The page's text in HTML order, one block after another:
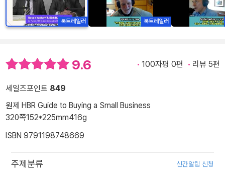
북트레일러 북트레일러
9.6 100자평 0편 리뷰 5편
세일즈포인트 849
원제 HBR Guide to Buying a Small Business
320쪽152*225mm416g
ISBN 9791198748669
주제분류 신간알림 신청